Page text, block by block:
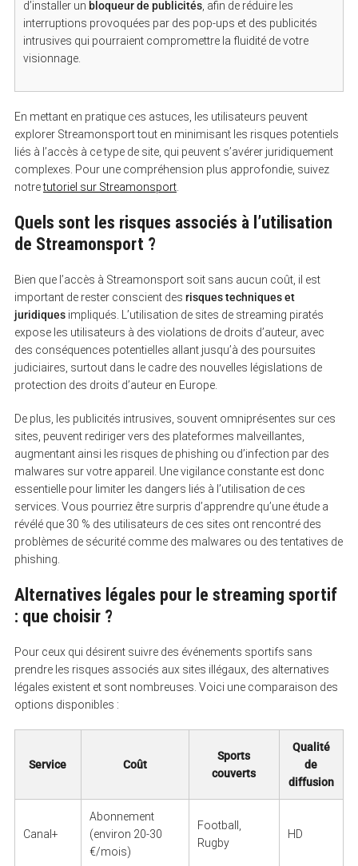
d’installer un bloqueur de publicités, afin de réduire les
interruptions provoquées par des pop-ups et des publicités
intrusives qui pourraient compromettre la fluidité de votre
visionnage.
En mettant en pratique ces astuces, les utilisateurs peuvent
explorer Streamonsport tout en minimisant les risques potentiels
liés à l’accès à ce type de site, qui peuvent s’avérer juridiquement
complexes. Pour une compréhension plus approfondie, suivez
notretutoriel sur Streamonsport.
Quels sont les risques associés à l’utilisation
de Streamonsport ?
Bien que l’accès à Streamonsport soit sans aucun coût, il est
important de rester conscient des risques techniques et
juridiquesimpliqués. L’utilisation de sites de streaming piratés
expose les utilisateurs à des violations de droits d’auteur, avec
des conséquences potentielles allant jusqu’à des poursuites
judiciaires, surtout dans le cadre des nouvelles législations de
protection des droits d’auteur en Europe.
De plus, les publicités intrusives, souvent omniprésentes sur ces
sites, peuvent rediriger vers des plateformes malveillantes,
augmentant ainsi les risques de phishing ou d’infection par des
malwares sur votre appareil. Une vigilance constante est donc
essentielle pour limiter les dangers liés à l’utilisation de ces
services. Vous pourriez être surpris d’apprendre qu’une étude a
révélé que 30 % des utilisateurs de ces sites ont rencontré des
problèmes de sécurité comme des malwares ou des tentatives de
phishing.
Alternatives légales pour le streaming sportif
: que choisir ?
Pour ceux qui désirent suivre des événements sportifs sans
prendre les risques associés aux sites illégaux, des alternatives
légales existent et sont nombreuses. Voici une comparaison des
options disponibles :
Service Coût
Sports
couverts
Qualité
de
diffusion
Canal+
Abonnement
(environ 20-30
€/mois)
Football,
Rugby
HD